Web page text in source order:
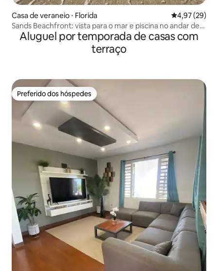
Casa de veraneio ⋅ Florida 4,97 de uma
4,97 (29)
Sands Beachfront: vista para o mar e piscina no andar de
baixo
Aluguel por temporada de casas com
terraço
Preferido dos hóspedes
Preferido dos hóspedes